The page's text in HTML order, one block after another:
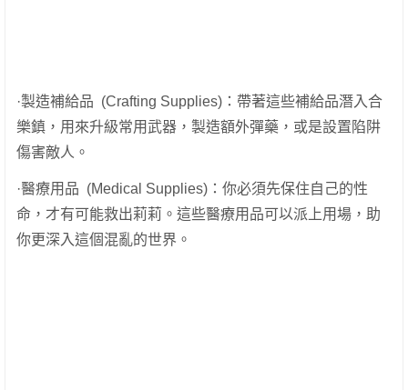
·製造補給品 (Crafting Supplies)：帶著這些補給品潛入合
樂鎮，用來升級常用武器，製造額外彈藥，或是設置陷阱
傷害敵人。
·醫療用品 (Medical Supplies)：你必須先保住自己的性
命，才有可能救出莉莉。這些醫療用品可以派上用場，助
你更深入這個混亂的世界。